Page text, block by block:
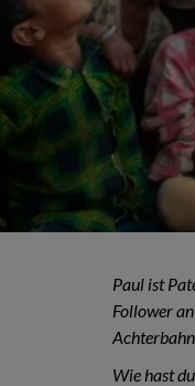
Paul ist
Follower
Wie hast